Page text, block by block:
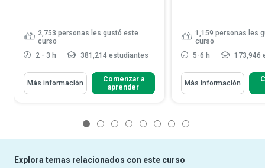
2,753 personas les gustó este
curso
2 - 3 h
381,214 estudiantes
Más información
Comenzar a
aprender
1,159 personas les
curso
5-6 h
173,946
Más información
Explora temas relacionados con este curso